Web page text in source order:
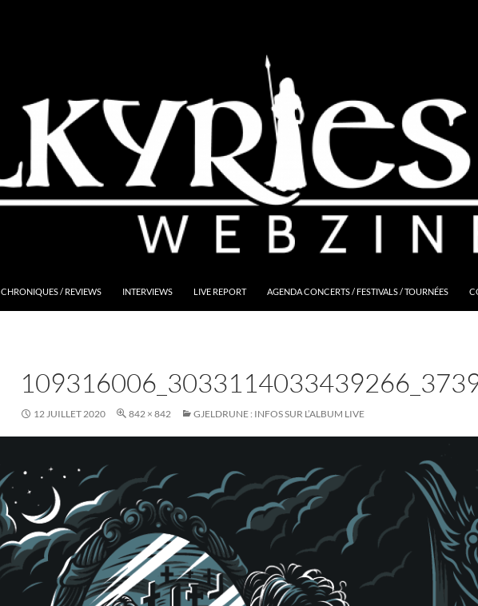
CHRONIQUES / REVIEWS INTERVIEWS LIVE REPORT AGENDA CONCERTS / FESTIVALS / TOURNÉES
12 JUILLET 2020 842 × 842 GJELDRUNE : INFOS SUR L’ALBUM LIVE